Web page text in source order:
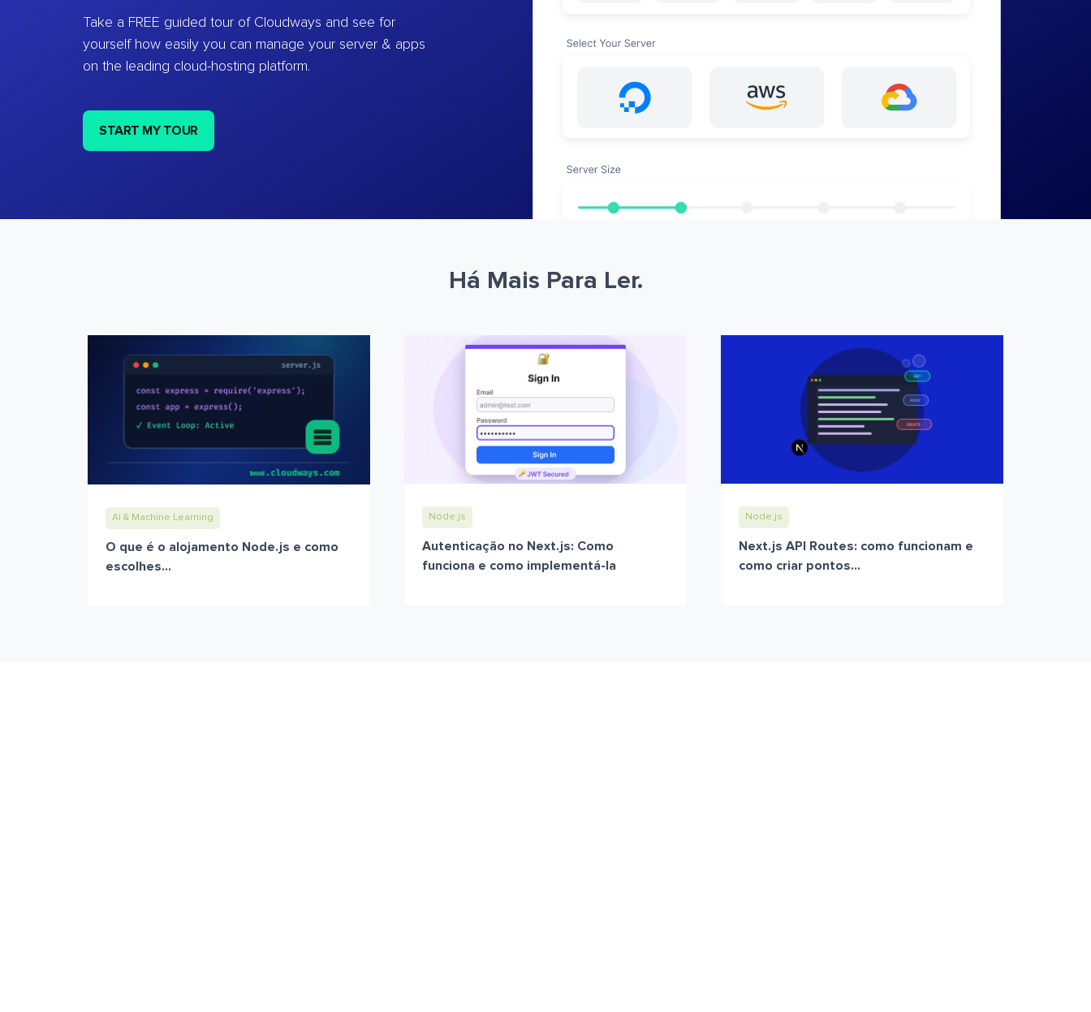
Take a FREE guided tour of Cloudways and see for
yourself how easily you can manage your server & apps
on the leading cloud-hosting platform.
START MY TOUR
Há Mais Para Ler.
AI & Machine Learning
O que é o alojamento Node.js e como
escolhes...
Node.js
Autenticação no Next.js: Como
funciona e como implementá-la
Node.js
Next.js API Routes: como funcionam e
como criar pontos...